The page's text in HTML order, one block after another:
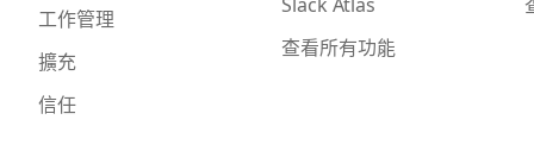
工作管理
擴充
信任
查看所有功能